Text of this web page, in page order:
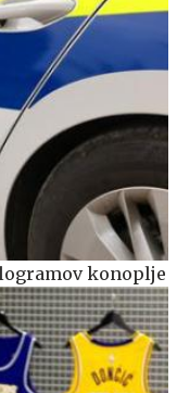
konoplje